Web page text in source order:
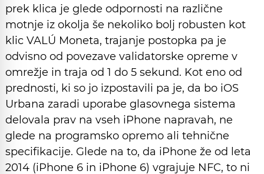
prek klica je glede odpornosti na različne
motnje iz okolja še nekoliko bolj robusten kot
klic VALÚ Moneta, trajanje postopka pa je
odvisno od povezave validatorske opreme v
omrežje in traja od 1 do 5 sekund. Kot eno od
prednosti, ki so jo izpostavili pa je, da bo iOS
Urbana zaradi uporabe glasovnega sistema
delovala prav na vseh iPhone napravah, ne
glede na programsko opremo ali tehnične
specifikacije. Glede na to, da iPhone že od leta
2014 (iPhone 6 in iPhone 6) vgrajuje NFC, to ni